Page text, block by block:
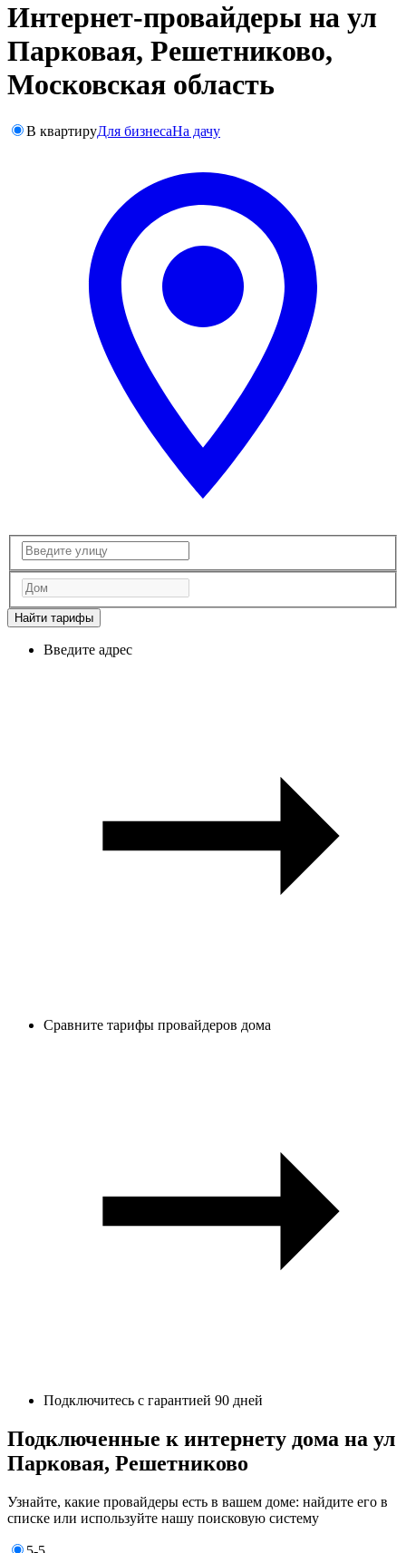
Интернет-провайдеры на ул
Парковая, Решетниково,
Московская область
В квартируДля бизнесаНа дачу
Найти тарифы
Введите адрес
Сравните тарифы провайдеров дома
Подключитесь с гарантией 90 дней
Подключенные к интернету дома на ул
Парковая, Решетниково
Узнайте, какие провайдеры есть в вашем доме: найдите его в
списке или используйте нашу поисковую систему